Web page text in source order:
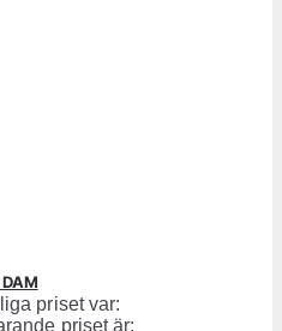
priset var:
priset är: